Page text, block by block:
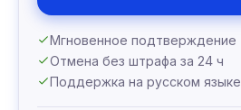
Мгновенное подтверждение
Отмена без штрафа за 24 ч
Поддержка на русском языке